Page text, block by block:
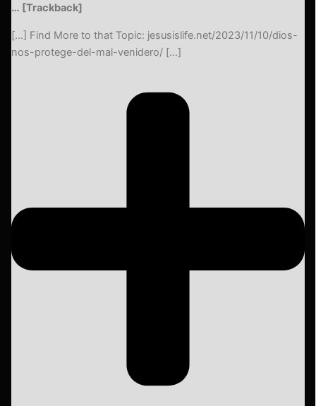
… [Trackback]
[…] Find More to that Topic: jesusislife.net/2023/11/10/dios-
nos-protege-del-mal-venidero/ […]